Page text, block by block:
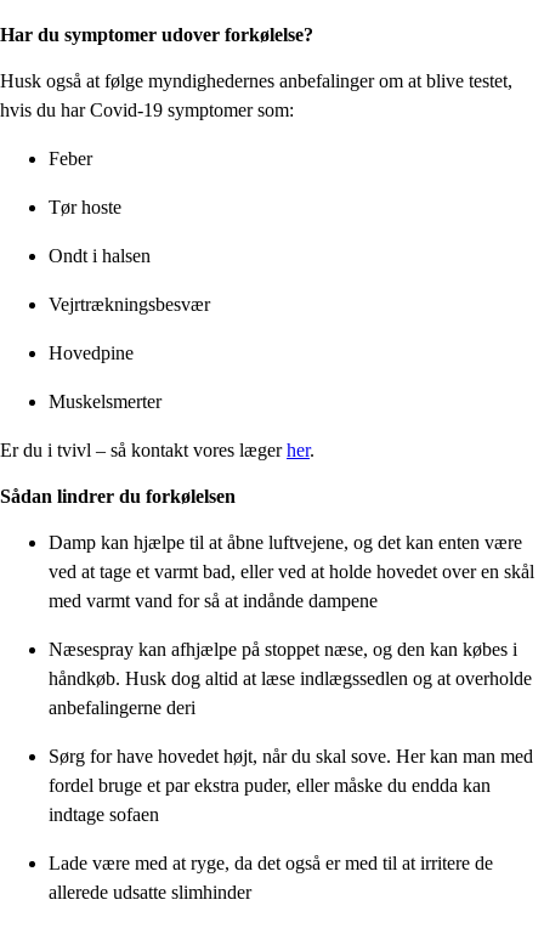
Har du symptomer udover forkølelse?
Husk også at følge myndighedernes anbefalinger om at blive testet,
hvis du har Covid-19 symptomer som:
Feber
Tør hoste
Ondt i halsen
Vejrtrækningsbesvær
Hovedpine
Muskelsmerter
Er du i tvivl – så kontakt vores lægerher.
Sådan lindrer du forkølelsen
Damp kan hjælpe til at åbne luftvejene, og det kan enten være
ved at tage et varmt bad, eller ved at holde hovedet over en skål
med varmt vand for så at indånde dampene
Næsespray kan afhjælpe på stoppet næse, og den kan købes i
håndkøb. Husk dog altid at læse indlægssedlen og at overholde
anbefalingerne deri
Sørg for have hovedet højt, når du skal sove. Her kan man med
fordel bruge et par ekstra puder, eller måske du endda kan
indtage sofaen
Lade være med at ryge, da det også er med til at irritere de
allerede udsatte slimhinder